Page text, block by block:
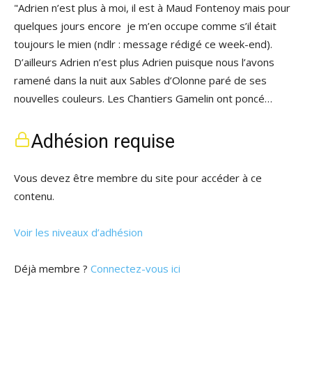
"Adrien n’est plus à moi, il est à Maud Fontenoy mais pour
quelques jours encore je m’en occupe comme s’il était
toujours le mien (ndlr : message rédigé ce week-end).
D’ailleurs Adrien n’est plus Adrien puisque nous l’avons
ramené dans la nuit aux Sables d’Olonne paré de ses
nouvelles couleurs. Les Chantiers Gamelin ont poncé…
Adhésion requise
Vous devez être membre du site pour accéder à ce
contenu.
Voir les niveaux d’adhésion
Déjà membre ? Connectez-vous ici